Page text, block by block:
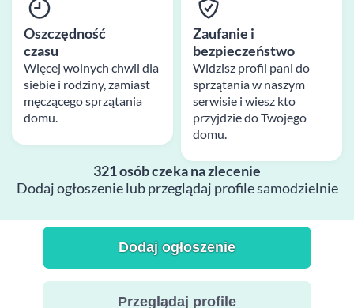
Oszczędność
czasu
Więcej wolnych chwil dla
siebie i rodziny, zamiast
męczącego sprzątania
domu.
Zaufanie i
bezpieczeństwo
Widzisz profil pani do
sprzątania w naszym
serwisie i wiesz kto
przyjdzie do Twojego
domu.
321 osób czeka na zlecenie
Dodaj ogłoszenie lub przeglądaj profile samodzielnie
Dodaj ogłoszenie
Przeglądaj profile